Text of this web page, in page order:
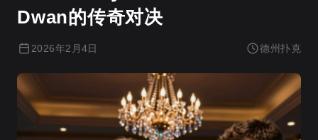
Dwan的传奇对决
2026年2月4日 德州扑克